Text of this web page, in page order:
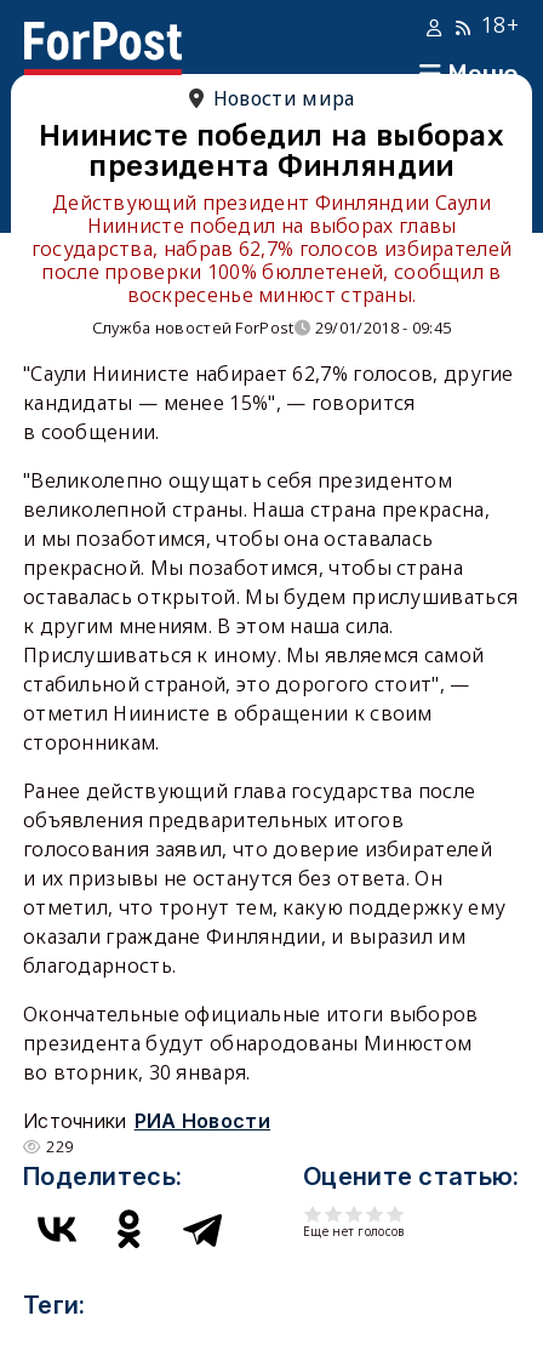
Меню
18+
Новости мира
Ниинисте победил на выборах
президента Финляндии
Действующий президент Финляндии Саули
Ниинисте победил на выборах главы
государства, набрав 62,7% голосов избирателей
после проверки 100% бюллетеней, сообщил в
воскресенье минюст страны.
Служба новостей ForPost 29/01/2018 - 09:45
"Саули Ниинисте набирает 62,7% голосов, другие
кандидаты — менее 15%", — говорится
в сообщении.
"Великолепно ощущать себя президентом
великолепной страны. Наша страна прекрасна,
и мы позаботимся, чтобы она оставалась
прекрасной. Мы позаботимся, чтобы страна
оставалась открытой. Мы будем прислушиваться
к другим мнениям. В этом наша сила.
Прислушиваться к иному. Мы являемся самой
стабильной страной, это дорогого стоит", —
отметил Ниинисте в обращении к своим
сторонникам.
Ранее действующий глава государства после
объявления предварительных итогов
голосования заявил, что доверие избирателей
и их призывы не останутся без ответа. Он
отметил, что тронут тем, какую поддержку ему
оказали граждане Финляндии, и выразил им
благодарность.
Окончательные официальные итоги выборов
президента будут обнародованы Минюстом
во вторник, 30 января.
Источники РИА Новости
229
Поделитесь: Оцените статью:
Еще нет голосов
Теги: